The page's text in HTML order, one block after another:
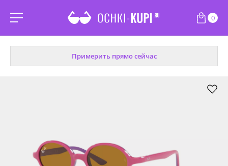
0
Примерить прямо сейчас